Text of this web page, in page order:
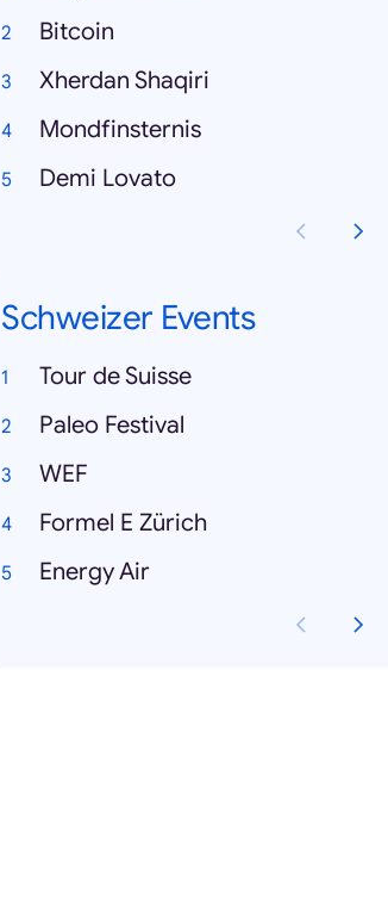
Bitcoin
Xherdan Shaqiri
Mondfinsternis
Demi Lovato
Schweizer Events
Tour de Suisse
Paleo Festival
WEF
Formel E Zürich
Energy Air